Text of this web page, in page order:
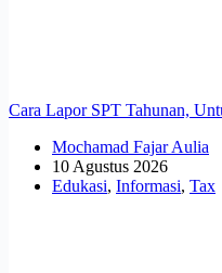
Cara Lapor SPT Tahunan,
Mochamad Fajar Aulia
10 Agustus 2026
Edukasi, Informasi, Tax